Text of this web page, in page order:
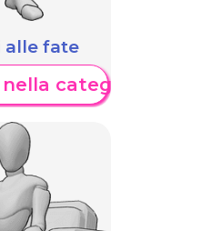
alle fate
categoria